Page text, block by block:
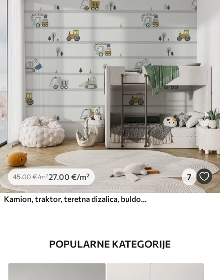
45.00€/m²27 .00 €/m² 7
POPULARNE KATEGORIJE